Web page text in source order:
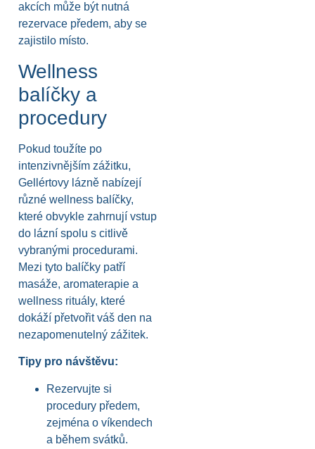
akcích může být nutná
rezervace předem, aby se
zajistilo místo.
Wellness
balíčky a
procedury
Pokud toužíte po
intenzivnějším zážitku,
Gellértovy lázně nabízejí
různé wellness balíčky,
které obvykle zahrnují vstup
do lázní spolu s citlivě
vybranými procedurami.
Mezi tyto balíčky patří
masáže, aromaterapie a
wellness rituály, které
dokáží přetvořit váš den na
nezapomenutelný zážitek.
Tipy pro návštěvu:
Rezervujte si
procedury předem,
zejména o víkendech
a během svátků.